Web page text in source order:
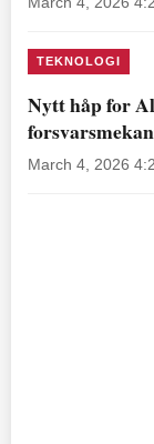
TEKNOLOGI
Nytt håp for
March 4, 2026